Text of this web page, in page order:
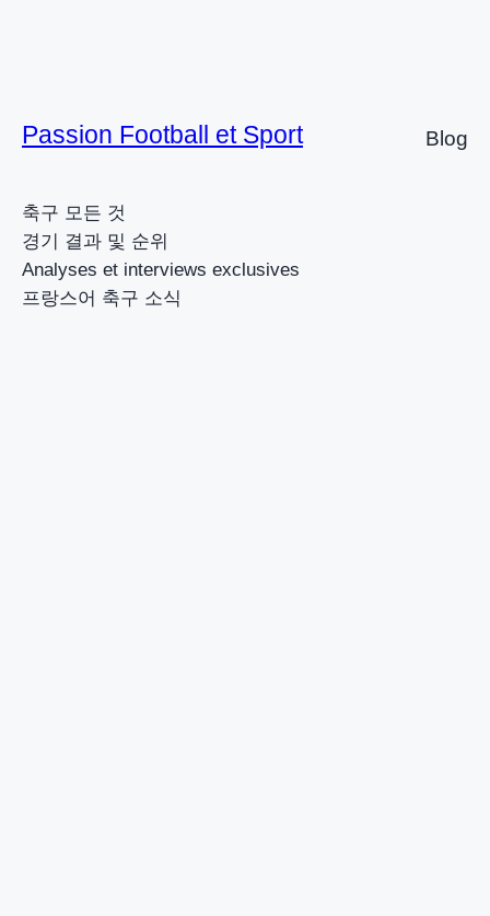
Passion Football et Sport
축구 모든 것
경기 결과 및 순위
Analyses et interviews exclusives
프랑스어 축구 소식
Blog